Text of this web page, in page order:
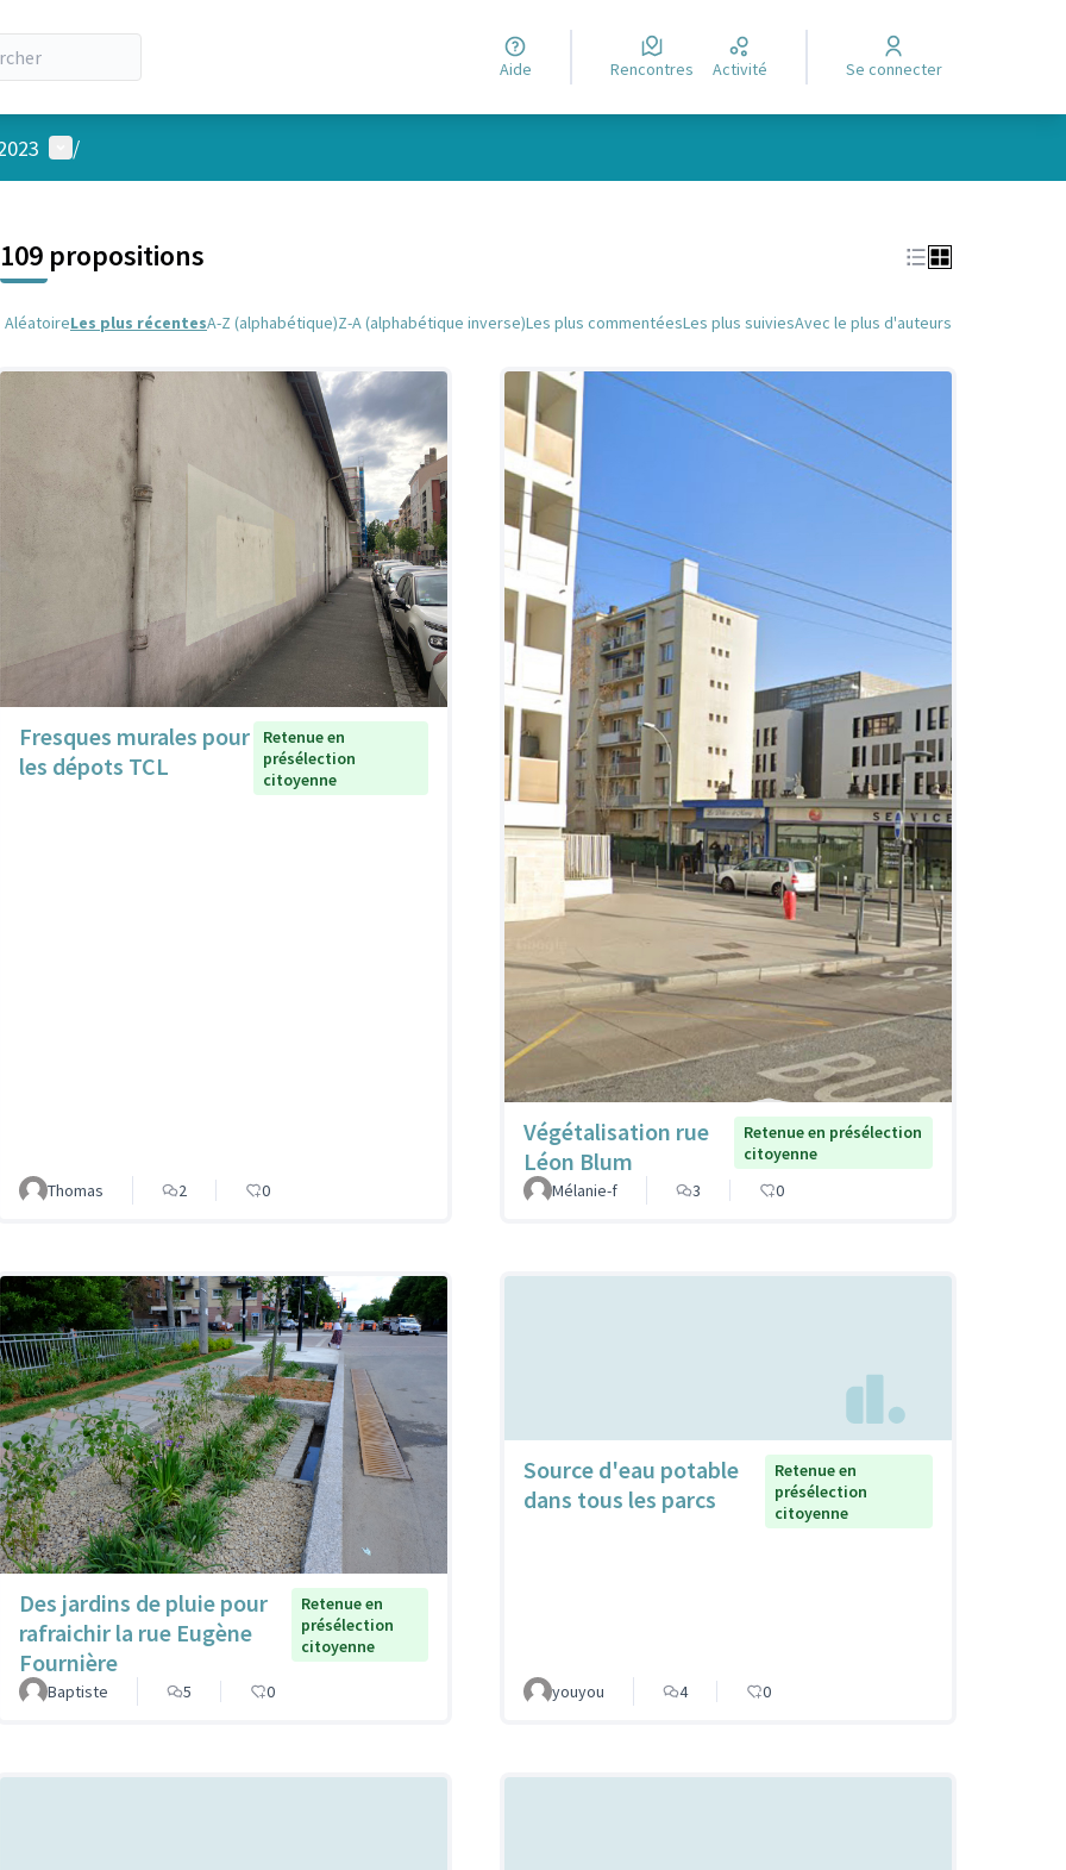
Aide Rencontres Activité Se connecter
Menu utilisateur
/
109 propositions
AléatoireLes plus récentesA-Z (alphabétique)Z-A (alphabétique inverse)Les plus commentéesLes plus suiviesAvec le plus d'auteurs
Fresques murales pour
les dépots TCL
Retenue en
présélection
citoyenne
Thomas 2 0
Végétalisation rue
Léon Blum
Retenue en présélection
citoyenne
Mélanie-f
3 0
Des jardins de pluie pour
rafraichir la rue Eugène
Fournière
Retenue en
présélection
citoyenne
Baptiste 5 0
Source d'eau potable
dans tous les parcs
Retenue en
présélection
citoyenne
youyou 4 0